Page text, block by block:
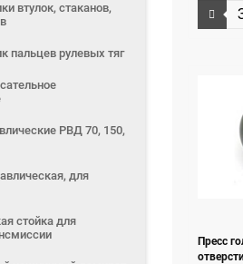
втулок, стаканов,
пальцев рулевых тяг
РВД 70, 150,
для
стойка для
Пресс